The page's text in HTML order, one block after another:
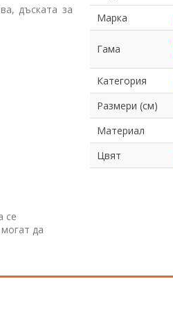
дъската за
Марка
Гама
Категория
Размери (см)
Материал
Цвят
се
да